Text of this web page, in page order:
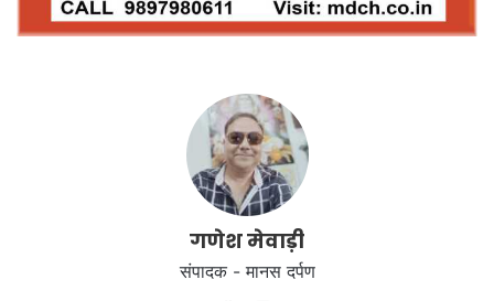
गणेश मेवाड़ी
संपादक - मानस दर्पण